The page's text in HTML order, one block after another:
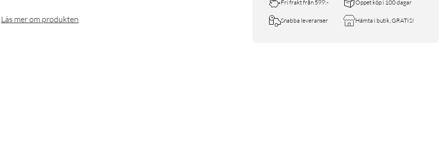
Fri frakt från 599:- Öppet köp i 100 dagar
Snabba leveranser Hämta i butik, GRATIS!
Läs mer om produkten